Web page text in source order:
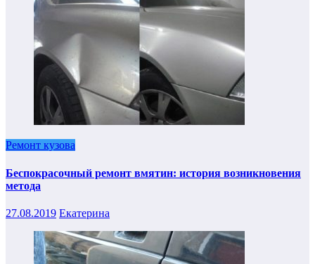
Ремонт кузова
Беспокрасочный ремонт вмятин: история возникновения
метода
27.08.2019 Екатерина